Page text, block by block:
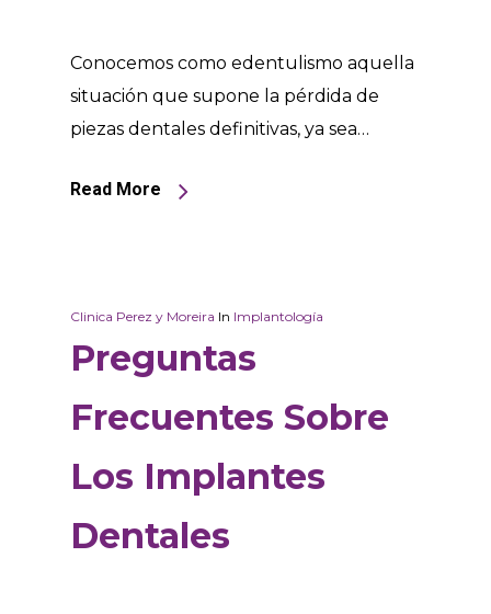
Conocemos como edentulismo aquella
situación que supone la pérdida de
piezas dentales definitivas, ya sea…
Read More
Clinica Perez y Moreira In Implantología
Preguntas
Frecuentes Sobre
Los Implantes
Dentales